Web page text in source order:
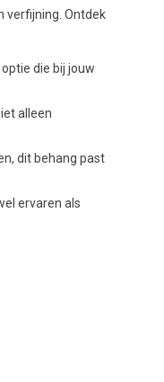
verfijning. Ontdek
die bij jouw
alleen
dit behang past
ervaren als